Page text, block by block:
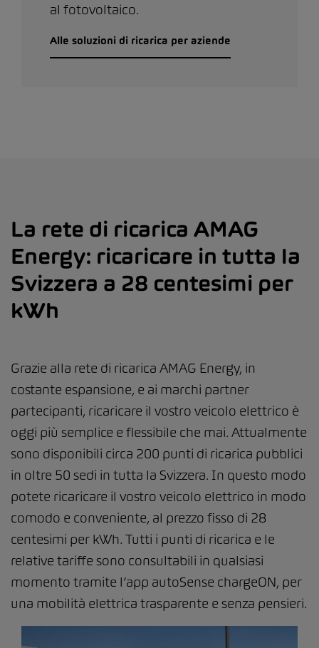
al fotovoltaico.
Alle soluzioni di ricarica per aziende
La rete di ricarica AMAG
Energy: ricaricare in tutta la
Svizzera a 28 centesimi per
kWh
Grazie alla rete di ricarica AMAG Energy, in
costante espansione, e ai marchi partner
partecipanti, ricaricare il vostro veicolo elettrico è
oggi più semplice e flessibile che mai. Attualmente
sono disponibili circa 200 punti di ricarica pubblici
in oltre 50 sedi in tutta la Svizzera. In questo modo
potete ricaricare il vostro veicolo elettrico in modo
comodo e conveniente, al prezzo fisso di 28
centesimi per kWh. Tutti i punti di ricarica e le
relative tariffe sono consultabili in qualsiasi
momento tramite l’app autoSense chargeON, per
una mobilità elettrica trasparente e senza pensieri.